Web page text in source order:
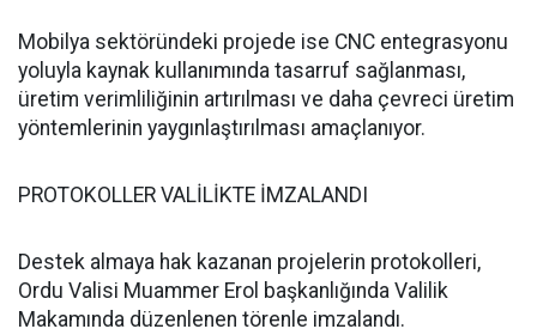
Mobilya sektöründeki projede ise CNC entegrasyonu
yoluyla kaynak kullanımında tasarruf sağlanması,
üretim verimliliğinin artırılması ve daha çevreci üretim
yöntemlerinin yaygınlaştırılması amaçlanıyor.
PROTOKOLLER VALİLİKTE İMZALANDI
Destek almaya hak kazanan projelerin protokolleri,
Ordu Valisi Muammer Erol başkanlığında Valilik
Makamında düzenlenen törenle imzalandı.